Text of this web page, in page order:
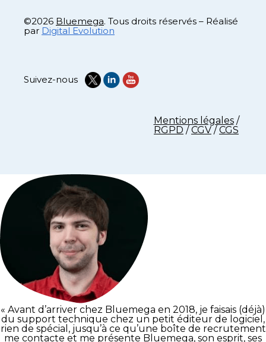
©2026 Bluemega. Tous droits réservés – Réalisé
par Digital Evolution
Suivez-nous
Mentions légales/
RGPD /CGV /CGS
« Avant d’arriver chez Bluemega en 2018, je faisais (déjà)
du support technique chez un petit éditeur de logiciel,
rien de spécial, jusqu’à ce qu’une boîte de recrutement
me contacte et me présente Bluemega, son esprit, ses